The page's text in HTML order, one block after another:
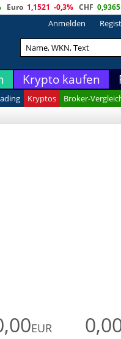
Euro 1,1521 -0,3% CHF 0,9365
Anmelden
Krypto kaufen
Kryptos Broker-
EUR